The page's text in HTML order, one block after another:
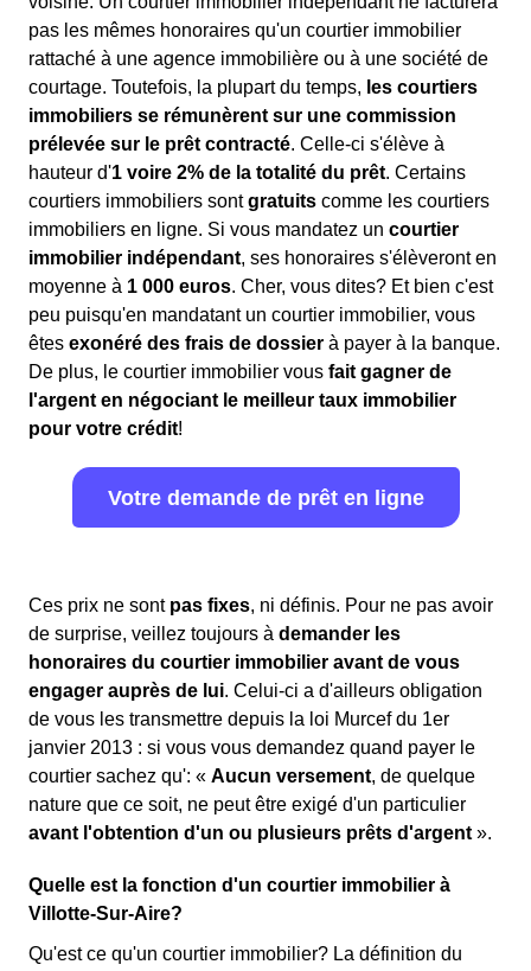
pas les mêmes honoraires qu'un courtier immobilier
rattaché à une agence immobilière ou à une société de
courtage. Toutefois, la plupart du temps, les courtiers
immobiliers se rémunèrent sur une commission
prélevée sur le prêt contracté. Celle-ci s'élève à
hauteur d'1 voire 2% de la totalité du prêt. Certains
courtiers immobiliers sontgratuits comme les courtiers
immobiliers en ligne. Si vous mandatez un courtier
immobilier indépendant, ses honoraires s'élèveront en
moyenne à 1 000 euros. Cher, vous dites? Et bien c'est
peu puisqu'en mandatant un courtier immobilier, vous
êtes exonéré des frais de dossier à payer à la banque.
De plus, le courtier immobilier vous fait gagner de
l'argent en négociant le meilleur taux immobilier
pour votre crédit!
Votre demande de prêt en ligne
Ces prix ne sont pas fixes, ni définis. Pour ne pas avoir
de surprise, veillez toujours à demander les
honoraires du courtier immobilier avant de vous
engager auprès de lui. Celui-ci a d'ailleurs obligation
de vous les transmettre depuis la loi Murcef du 1er
janvier 2013 : si vous vous demandez quand payer le
courtier sachez qu': « Aucun versement, de quelque
nature que ce soit, ne peut être exigé d'un particulier
avant l'obtention d'un ou plusieurs prêts d'argent ».
Quelle est la fonction d'un courtier immobilier à
Villotte-Sur-Aire?
Qu'est ce qu'un courtier immobilier? La définition du